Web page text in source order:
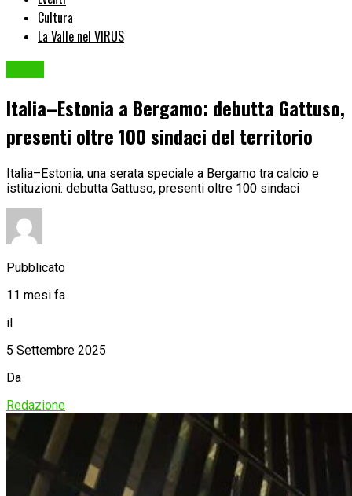
Cultura
La Valle nel VIRUS
Italia–Estonia a Bergamo: debutta Gattuso,
presenti oltre 100 sindaci del territorio
Italia–Estonia, una serata speciale a Bergamo tra calcio e
istituzioni: debutta Gattuso, presenti oltre 100 sindaci
Pubblicato
11 mesi fa
il
5 Settembre 2025
Da
Redazione